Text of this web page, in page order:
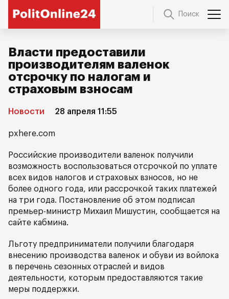
Поиск
Власти предоставили
производителям валенок
отсрочку по налогам и
страховым взносам
Новости 28 апреля 11:55
pxhere.com
Российские производители валенок получили
возможность воспользоваться отсрочкой по уплате
всех видов налогов и страховых взносов, но не
более одного года, или рассрочкой таких платежей
на три года. Постановление об этом подписал
премьер-министр Михаил Мишустин, сообщается на
сайте кабмина.
Льготу предприниматели получили благодаря
внесению производства валенок и обуви из войлока
в перечень сезонных отраслей и видов
деятельности, которым предоставляются такие
меры поддержки.